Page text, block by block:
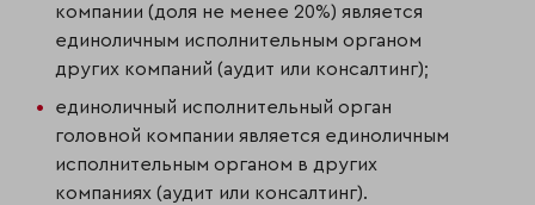
компании (доля не менее 20%) является
единоличным исполнительным органом
других компаний (аудит или консалтинг);
единоличный исполнительный орган
головной компании является единоличным
исполнительным органом в других
компаниях (аудит или консалтинг).